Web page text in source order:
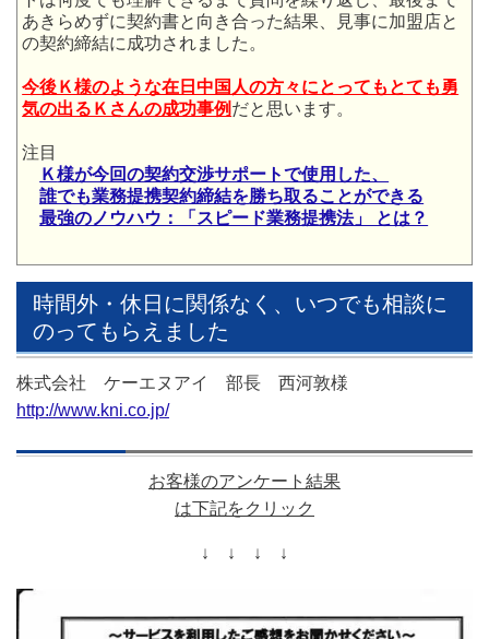
あきらめずに契約書と向き合った結果、見事に加盟店と
の契約締結に成功されました。
今後Ｋ様のような在日中国人の方々にとってもとても勇
気の出るＫさんの成功事例 だと思います。
注目
Ｋ様が今回の契約交渉サポートで使用した、
誰でも業務提携契約締結を勝ち取ることができる
最強のノウハウ：「スピード業務提携法」 とは？
時間外・休日に関係なく、いつでも相談に
のってもらえました
株式会社 ケーエヌアイ 部長 西河敦様
http://www.kni.co.jp/
お客様のアンケート結果
は下記をクリック
↓ ↓ ↓ ↓